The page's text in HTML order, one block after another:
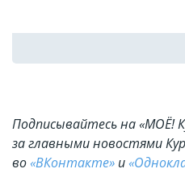
Подписывайтесь на «МОЁ!
за главными новостями
во«ВКонтакте» и